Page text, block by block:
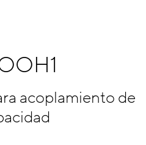
acoplamiento de